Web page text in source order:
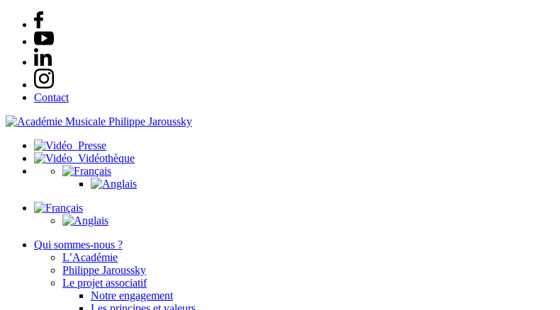
Contact
Presse
Vidéothèque
Qui sommes-nous ?
L’Académie
Philippe Jaroussky
Le projet associatif
Notre engagement